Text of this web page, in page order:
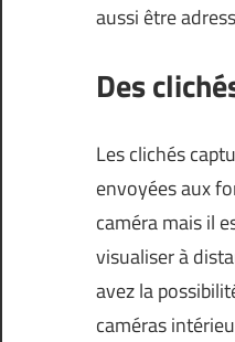
aussi être
Des
Les clichés
envoyées aux
caméra mais il
visualiser à
avez la
caméras